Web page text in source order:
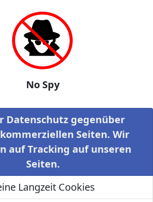
No Spy
Datenschutz gegenüber
Seiten. Wir
auf Tracking auf unseren
Seiten.
Langzeit Cookies